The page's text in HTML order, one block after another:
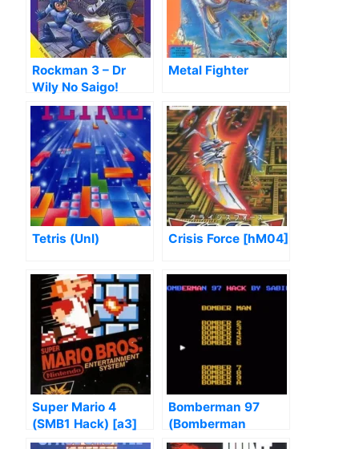
Rockman 3 – Dr
Wily No Saigo!
Metal Fighter
Tetris (Unl) Crisis Force [hM04]
Super Mario 4
(SMB1 Hack) [a3]
Bomberman 97
(Bomberman
Collection Hack)